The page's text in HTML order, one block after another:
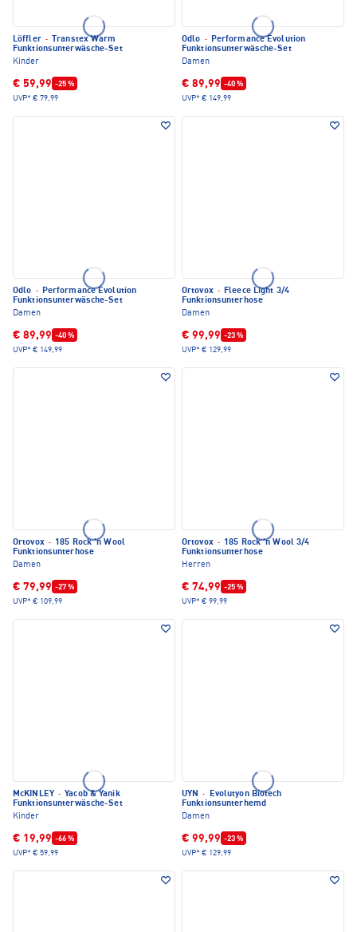
Löffler ·
Transtex Warm
Funktionsunterwäsche-Set
Kinder
€ 59,99 -25 %
UVP* € 79,99
Odlo · Performance Evolution
Funktionsunterwäsche-Set
Damen
€ 89,99 -40 %
UVP* € 149,99
Odlo · Performance Evolution
Funktionsunterwäsche-Set
Damen
€ 89,99 -40 %
UVP* € 149,99
Ortovox · Fleece Light 3/4
Funktionsunterhose
Damen
€ 99,99 -23 %
UVP* € 129,99
Ortovox · 185 Rock 'n Wool
Funktionsunterhose
Damen
€ 79,99 -27 %
UVP* € 109,99
Ortovox · 185 Rock 'n Wool 3/4
Funktionsunterhose
Herren
€ 74,99 -25 %
UVP* € 99,99
McKINLEY · Yacob & Yanik
Funktionsunterwäsche-Set
Kinder
€ 19,99 -66 %
UVP* € 59,99
UYN ·
Evolutyon Biotech
Funktionsunterhemd
Damen
€ 99,99 -23 %
UVP* € 129,99